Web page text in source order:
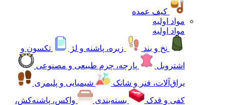
کیف عمده
مواد اولیه
مواد اولیه
نخ و بند
زیره، پاشنه و لژ
تکسون و
اشتروبل
پارچه، چرم طبیعی و مصنوعی
یراق‌آلات، فنر و شانک
شیمیایی و پلیمری
کفی و قدک
بسته‌بندی
واکس، پاشنه‌کش،